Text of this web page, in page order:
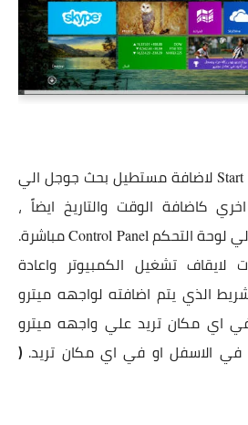
لاضافة مستطيل بحث جوجل الي
كاضافة الوقت والتاريخ ايضاً ،
لوحة التحكمControl Panelمباشرة.
لايقاف تشغيل الكمبيوتر واعادة
الذي يتم اضافته لواجهه ميترو
اي مكان تريد علي واجهه ميترو
في الاسفل او في اي مكان تريد. (